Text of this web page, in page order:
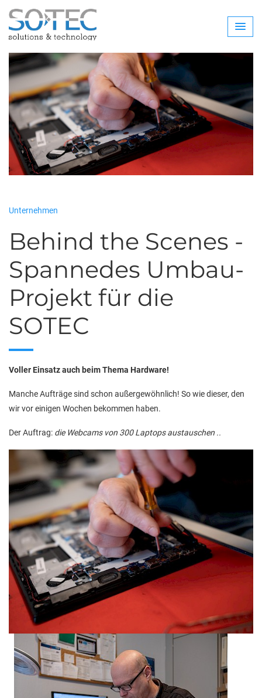
Unternehmen
Behind the Scenes -
Spannedes Umbau-
Projekt für die
SOTEC
Voller Einsatz auch beim Thema Hardware!
Manche Aufträge sind schon außergewöhnlich! So wie dieser, den
wir vor einigen Wochen bekommen haben.
Der Auftrag: die Webcams von 300 Laptops austauschen ..